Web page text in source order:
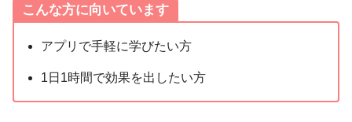
こんな方に向いています
アプリで手軽に学びたい方
1日1時間で効果を出したい方